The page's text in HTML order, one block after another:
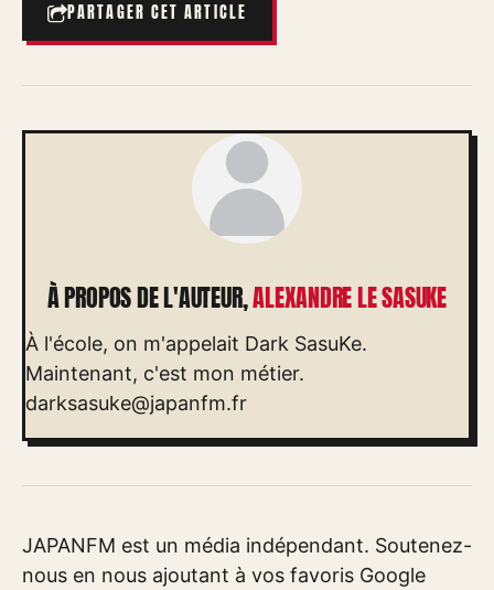
PARTAGER CET ARTICLE
À PROPOS DE L'AUTEUR,ALEXANDRE LE SASUKE
À l'école, on m'appelait Dark SasuKe.
Maintenant, c'est mon métier.
darksasuke@japanfm.fr
JAPANFM est un média indépendant. Soutenez-
nous en nous ajoutant à vos favoris Google